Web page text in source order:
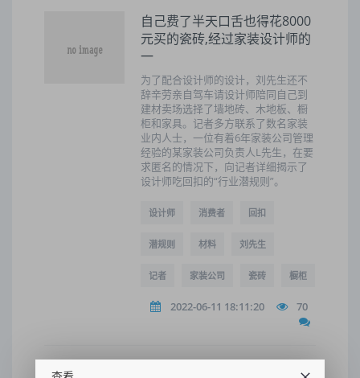
自己费了半天口舌也得花8000
元买的瓷砖,经过家装设计师的
一
为了配合设计师的设计，刘先生还不
辞辛劳亲自驾车请设计师陪同自己到
建材卖场选择了墙地砖、木地板、橱
柜和家具。记者多方联系了数名家装
业内人士，一位有着6年家装公司管理
经验的某家装公司负责人L先生，在要
求匿名的情况下，向记者详细揭示了
设计师吃回扣的“行业潜规则”。
设计师 消费者 回扣
潜规则 材料 刘先生
记者 家装公司 瓷砖 橱柜
2022-06-11 18:11:20 70